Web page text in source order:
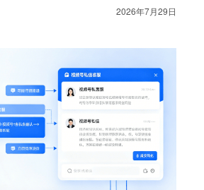
2026年7月29日